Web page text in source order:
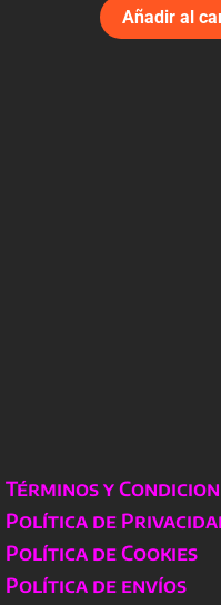
Añadir al
Términos y
Política de
Política de Cookies
Política de envíos